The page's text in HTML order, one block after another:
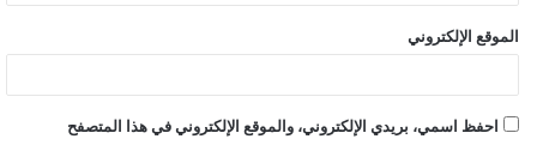
الموقع الإلكتروني
احفظ اسمي، بريدي الإلكتروني، والموقع الإلكتروني في هذا المتصفح